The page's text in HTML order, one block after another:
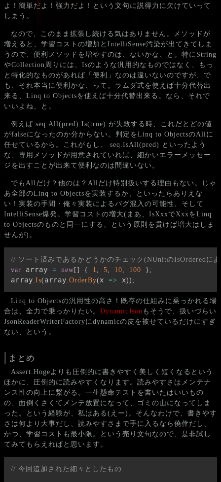
よ！簡単だよ！強力だよ！という文句に説得力に欠けていって
しまう。
なので、このまま拡張し続ける気はありません。メソッドが
増えると、学習コストの増加とIntelliSense汚染が出てきてしま
うので、便利メソッドを増やすのは、ないかな、と。特にString
やCollection周りには、Isのような汎用的なものではなく、もっ
と特化的なものがあれば「便利」なのは違いないのですが、で
も、それ本当に便利かな、って。ラムダ式を使えば十分代替出
来る、Linq to Objectsを使えば十分代替出来る。なら、それで
いいよね、と。
例えば seq.All(pred).Is(true) が失敗する時、これだとどの値
がfalseになったのか分からない。判定をLinq to ObjectsのAllに
任せているから。これがもし、 seq.IsAll(pred) といったよう
な、専用メソッドが用意されていれば、細かいエラーメッセー
ジを出すことが出来て便利なのは間違いない。
でもAllだけ？他のは？Allだけ特別扱いする理由もない。じゃ
あ全部のLinq to Objectsを実装するか、といったらありえな
い！実装の手間・俺々実装によるバグ混入の可能性、そして
IntelliSense爆発。学習コストの増大(まあ、IsXxxでXxxをLinq
to Objectsのものと同一にする、という原則を貫けば増大はしま
せんが)。
// ソート済みであるかどうかのチェック(NUnitのIsOrderedに
var array = new [] { 1 , 5, 10, 100 } ;
array.Is( array.OrderBy( x => x)) ;
Linq to Objectsの汎用性の高さ！既存の仕組みに乗っかれる場
合は、全力で乗っかりたい。 DynamicJson もそうで、扱いづらい
JsonReaderWriterFactoryにdynamicの皮を被せているだけにすぎ
ない、という。
まとめ
Assert.Hogeよりも圧倒的に書きやすく美しく短くなるという
ほかに、圧倒的に読みやすくなります。読みやすさはメンテナ
ンス性の向上に繋がる。一生懸命テストを書いたはいいもの
の、面倒くさくてメンテ放置になって、ゴミの山になってしま
った。という経験が、私はある(えー)。そんなわけで、書きやす
さは何より大事だし、読みやすさまで手に入るなら僥倖だし、
かつ、学習コストも最小限。という売り文句なので、是非試し
てみてもらえればと思います。
// 今回追加された細々としたもの